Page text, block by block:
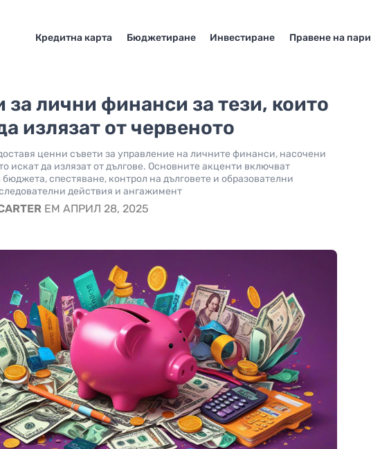
Кредитна карта Бюджетиране Инвестиране Правене на пари
за лични финанси за тези, които
излязат от червеното
ценни съвети за управление на личните финанси, насочени
искат да излязат от дългове. Основните акценти включват
спестяване, контрол на дълговете и образователни
действия и ангажимент
EM АПРИЛ 28, 2025